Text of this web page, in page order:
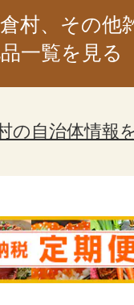
村、その他
一覧を見る
の自治体情報